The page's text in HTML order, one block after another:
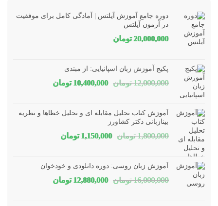
دوره جامع آموزش آیلتس | آمادگی کامل برای موفقیت
در آزمون آیلتس
20,000,000 تومان
پکیج آموزش زبان اسپانیایی: از مبتدی
12,000,000 تومان قیمت
12,000,000 تومان
10,400,000 تومان
است.
آموزش کتاب تحلیل مقابله ای و تحلیل خطاها و نظریه
بینازبانی دکتر کشاورز
1,800,000 تومان قیمت
بود.
1,150,000 تومان
است.
آموزش زبان روسی: دوره دانلودی و خودخوان
16,000,000 تومان قیمت
12,880,000 تومان